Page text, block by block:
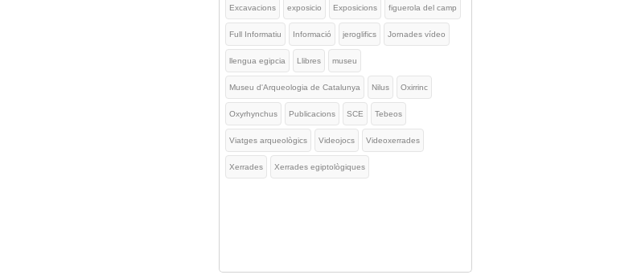
Excavacions exposicio Exposicions figuerola del camp
Full Informatiu Informació jeroglifics Jornades vídeo
llengua egipcia Llibres museu
Museu d'Arqueologia de Catalunya Nilus Oxirrinc
Oxyrhynchus Publicacions SCE Tebeos
Viatges arqueològics Videojocs Videoxerrades
Xerrades Xerrades egiptològiques